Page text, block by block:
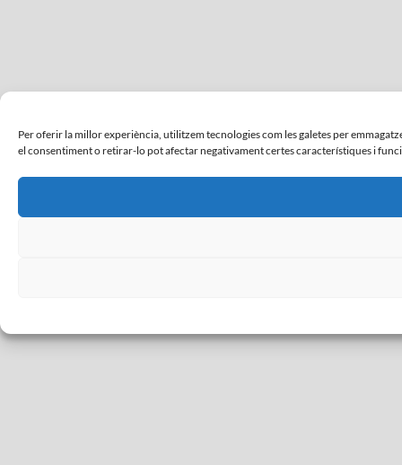
Per oferir la millor experiència, utilitzem tecnologies com les galetes per
el consentiment o retirar-lo pot afectar negativament certes característiques i